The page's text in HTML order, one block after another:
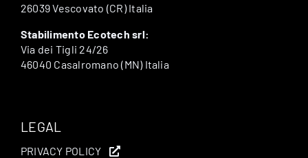
26039 Vescovato (CR) Italia
Stabilimento Ecotech srl:
Via dei Tigli 24/26
46040 Casalromano (MN) Italia
LEGAL
PRIVACY POLICY